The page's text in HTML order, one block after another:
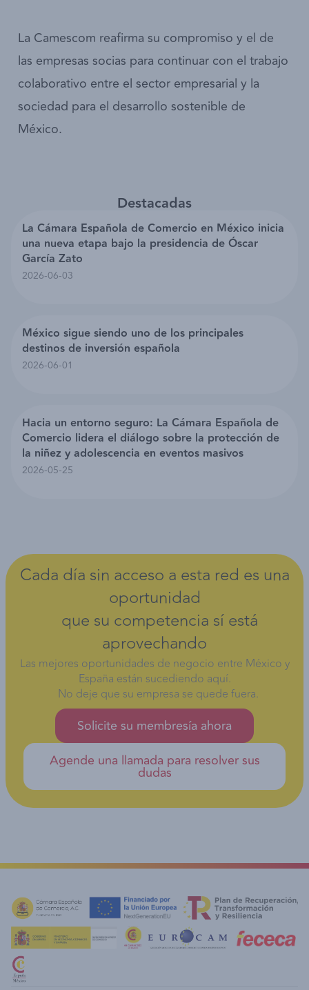
La Camescom reafirma su compromiso y el de
las empresas socias para continuar con el trabajo
colaborativo entre el sector empresarial y la
sociedad para el desarrollo sostenible de
México.
Destacadas
La Cámara Española de Comercio en México inicia
una nueva etapa bajo la presidencia de Óscar
García Zato
2026-06-03
México sigue siendo uno de los principales
destinos de inversión española
2026-06-01
Hacia un entorno seguro: La Cámara Española de
Comercio lidera el diálogo sobre la protección de
la niñez y adolescencia en eventos masivos
2026-05-25
Cada día sin acceso a esta red es una
oportunidad
que su competencia sí está
aprovechando
Las mejores oportunidades de negocio entre México y
España están sucediendo aquí.
No deje que su empresa se quede fuera.
Solicite su membresía ahora
Agende una llamada para resolver sus
dudas